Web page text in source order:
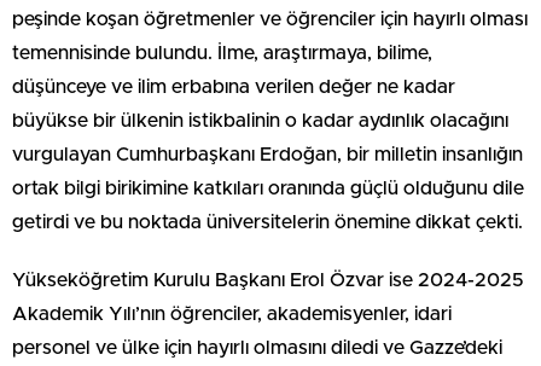
peşinde koşan öğretmenler ve öğrenciler için hayırlı olması
temennisinde bulundu. İlme, araştırmaya, bilime,
düşünceye ve ilim erbabına verilen değer ne kadar
büyükse bir ülkenin istikbalinin o kadar aydınlık olacağını
vurgulayan Cumhurbaşkanı Erdoğan, bir milletin insanlığın
ortak bilgi birikimine katkıları oranında güçlü olduğunu dile
getirdi ve bu noktada üniversitelerin önemine dikkat çekti.
Yükseköğretim Kurulu Başkanı Erol Özvar ise 2024-2025
Akademik Yılı’nın öğrenciler, akademisyenler, idari
personel ve ülke için hayırlı olmasını diledi ve Gazze’deki